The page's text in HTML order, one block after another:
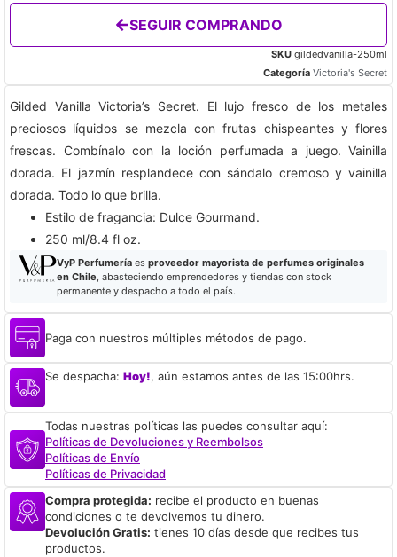
SEGUIR COMPRANDO
SKU gildedvanilla-250ml
Categoría Victoria's Secret
Gilded Vanilla Victoria’s Secret. El lujo fresco de los metales
preciosos líquidos se mezcla con frutas chispeantes y flores
frescas. Combínalo con la loción perfumada a juego. Vainilla
dorada. ​El jazmín resplandece con sándalo cremoso y vainilla
dorada. Todo lo que brilla.
Estilo de fragancia: Dulce Gourmand​.
250 ml/8.4 fl oz.
VyP Perfumeríaes proveedor mayorista de perfumes originales
en Chile, abasteciendo emprendedores y tiendas con stock
permanente y despacho a todo el país.
Paga con nuestros múltiples métodos de pago.
Se despacha: Hoy!, aún estamos antes de las 15:00hrs.
Todas nuestras políticas las puedes consultar aquí:
Políticas de Devoluciones y Reembolsos
Políticas de Envío
Políticas de Privacidad
Compra protegida: recibe el producto en buenas
condiciones o te devolvemos tu dinero.
Devolución Gratis: tienes 10 días desde que recibes tus
productos.